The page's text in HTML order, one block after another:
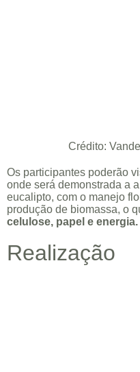
Crédito:
Os participantes poderão
onde será demonstrada a
eucalipto, com o manejo
produção de biomassa, o
celulose, papel e energia.
Realização